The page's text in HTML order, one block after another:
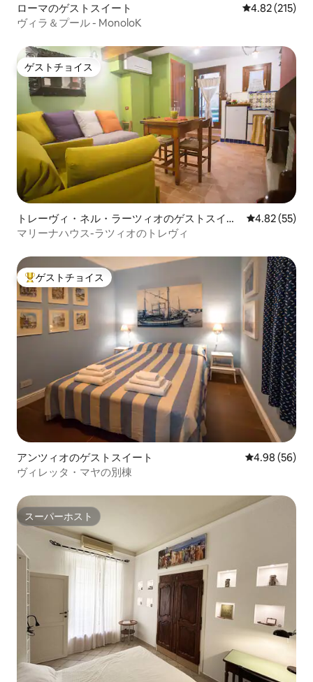
ローマのゲストスイート レビュー215
4.82 (215)
ヴィラ＆プール - MonoloK
ゲストチョイス
ゲストチョイス
トレーヴィ・ネル・ラーツィオのゲストスイー
ト
レビュー55
4.82 (55)
マリーナハウス-ラツィオのトレヴィ
大好評のゲストチョイスです。
ゲストチョイス
アンツィオのゲストスイート レビュー56
4.98 (56)
ヴィレッタ・マヤの別棟
スーパーホスト
スーパーホスト